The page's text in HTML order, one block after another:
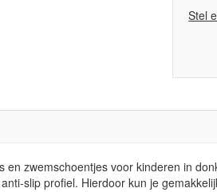
Stel
en zwemschoentjes voor kinderen in
slip profiel. Hierdoor kun je